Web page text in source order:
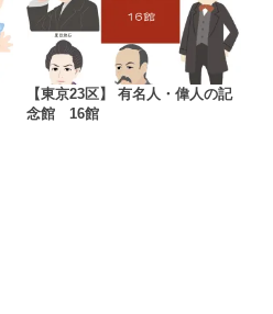
【東京23区】 有名人・偉人の記
念館 16館